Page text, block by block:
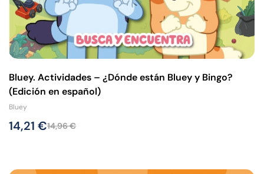
Bluey. Actividades – ¿Dónde están Bluey y Bingo?
(Edición en español)
Bluey
14,96€
14,21 €